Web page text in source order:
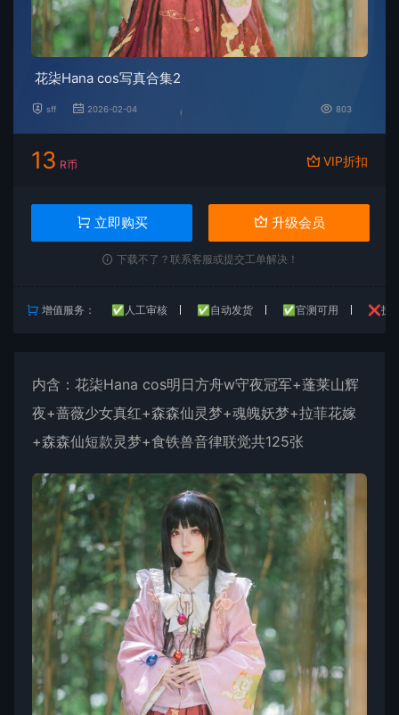
花柒Hana cos写真合集2
sff 2026-02-04 803
13 R币 VIP折扣
立即购买 升级会员
下载不了？联系客服或提交工单解决！
增值服务： ✅人工审核 ✅自动发货 ✅官测可用 ❌技
内含： 花柒Hana cos明日方舟w守夜冠军+蓬莱山辉
夜+蔷薇少女真红+森森仙灵梦+魂魄妖梦+拉菲花嫁
+森森仙短款灵梦+食铁兽音律联觉共125张